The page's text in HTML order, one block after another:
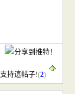
支持這帖子!(2)